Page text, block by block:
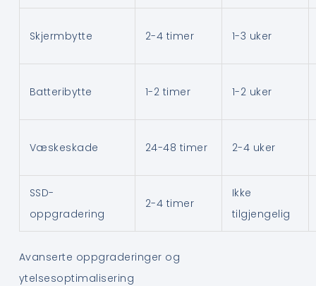
Skjermbytte 2-4 timer 1-3 uker
Batteribytte 1-2 timer 1-2 uker
Væskeskade 24-48 timer 2-4 uker
SSD-
oppgradering
2-4 timer
Ikke
tilgjengelig
Avanserte oppgraderinger og
ytelsesoptimalisering